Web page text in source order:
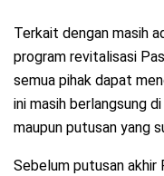
Terkait dengan masih
program revitalisasi
semua pihak dapat
ini masih berlangsung
maupun putusan yang
Sebelum putusan